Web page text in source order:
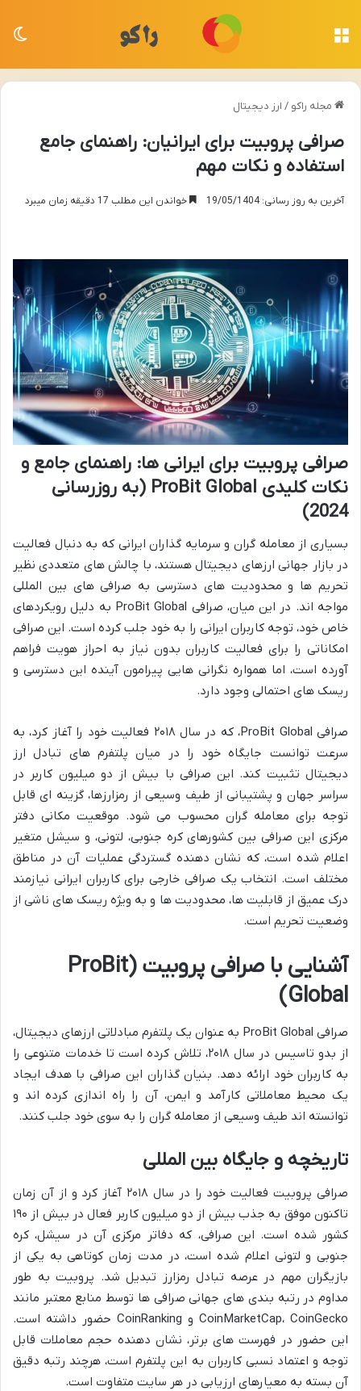
مجله راکو / ارز دیجیتال
صرافی پروبیت برای ایرانیان: راهنمای جامع
استفاده و نکات مهم
آخرین به روز رسانی: 19/05/1404 خواندن این مطلب 17 دقیقه زمان میبرد
صرافی پروبیت برای ایرانی ها: راهنمای جامع و
نکات کلیدی ProBit Global (به روزرسانی
2024)
بسیاری از معامله گران و سرمایه گذاران ایرانی که به دنبال فعالیت
در بازار جهانی ارزهای دیجیتال هستند، با چالش های متعددی نظیر
تحریم ها و محدودیت های دسترسی به صرافی های بین المللی
مواجه اند. در این میان، صرافی ProBit Global به دلیل رویکردهای
خاص خود، توجه کاربران ایرانی را به خود جلب کرده است. این صرافی
امکاناتی را برای فعالیت کاربران بدون نیاز به احراز هویت فراهم
آورده است، اما همواره نگرانی هایی پیرامون آینده این دسترسی و
ریسک های احتمالی وجود دارد.
صرافی ProBit Global، که در سال ۲۰۱۸ فعالیت خود را آغاز کرد، به
سرعت توانست جایگاه خود را در میان پلتفرم های تبادل ارز
دیجیتال تثبیت کند. این صرافی با بیش از دو میلیون کاربر در
سراسر جهان و پشتیبانی از طیف وسیعی از رمزارزها، گزینه ای قابل
توجه برای معامله گران محسوب می شود. موقعیت مکانی دفتر
مرکزی این صرافی بین کشورهای کره جنوبی، لتونی، و سیشل متغیر
اعلام شده است، که نشان دهنده گستردگی عملیات آن در مناطق
مختلف است. انتخاب یک صرافی خارجی برای کاربران ایرانی نیازمند
درک عمیق از قابلیت ها، محدودیت ها و به ویژه ریسک های ناشی از
وضعیت تحریم است.
آشنایی با صرافی پروبیت (ProBit
Global)
صرافی ProBit Global به عنوان یک پلتفرم مبادلاتی ارزهای دیجیتال،
از بدو تاسیس در سال ۲۰۱۸، تلاش کرده است تا خدمات متنوعی را
به کاربران خود ارائه دهد. بنیان گذاران این صرافی با هدف ایجاد
یک محیط معاملاتی کارآمد و ایمن، آن را راه اندازی کرده اند و
توانسته اند طیف وسیعی از معامله گران را به سوی خود جلب کنند.
تاریخچه و جایگاه بین المللی
صرافی پروبیت فعالیت خود را در سال ۲۰۱۸ آغاز کرد و از آن زمان
تاکنون موفق به جذب بیش از دو میلیون کاربر فعال در بیش از ۱۹۰
کشور شده است. این صرافی، که دفاتر مرکزی آن در سیشل، کره
جنوبی و لتونی اعلام شده است، در مدت زمان کوتاهی به یکی از
بازیگران مهم در عرصه تبادل رمزارز تبدیل شد. پروبیت به طور
مداوم در رتبه بندی های جهانی صرافی ها توسط منابع معتبر مانند
CoinMarketCap، CoinGecko و CoinRanking حضور داشته است.
این حضور در فهرست های برتر، نشان دهنده حجم معاملات قابل
توجه و اعتماد نسبی کاربران به این پلتفرم است، هرچند رتبه دقیق
آن بسته به معیارهای ارزیابی در هر سایت متفاوت است.